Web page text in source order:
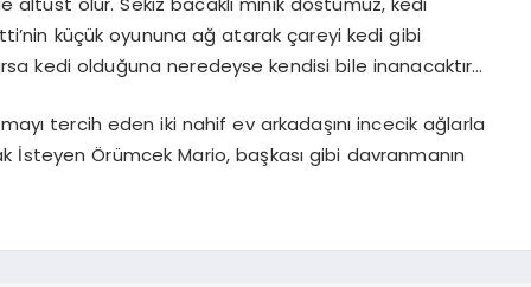
küçük oyununa ağ atarak çareyi kedi gibi
kedi olduğuna neredeyse kendisi bile inanacaktır…
tercih eden iki nahif ev arkadaşını incecik ağlarla
İsteyen Örümcek Mario, başkası gibi davranmanın